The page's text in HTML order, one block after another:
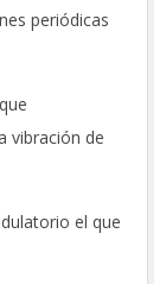
periódicas
vibración de
el que